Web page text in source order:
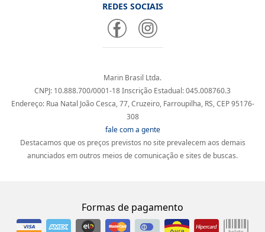
REDES SOCIAIS
Marin Brasil Ltda.
CNPJ: 10.888.700/0001-18 Inscrição Estadual: 045.008760.3
Endereço: Rua Natal João Cesca, 77, Cruzeiro, Farroupilha, RS, CEP 95176-
308
fale com a gente
Destacamos que os preços previstos no site prevalecem aos demais
anunciados em outros meios de comunicação e sites de buscas.
Formas de pagamento